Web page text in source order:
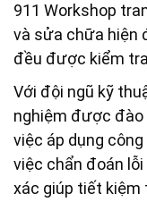
911 Workshop
và sửa chữa hiện
đều được kiểm
Với đội ngũ kỹ
nghiệm được đào
việc áp dụng
việc chẩn đoán lỗi
xác giúp tiết kiệm